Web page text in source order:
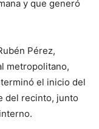
y que generó
Pérez,
metropolitano,
el inicio del
del recinto, junto